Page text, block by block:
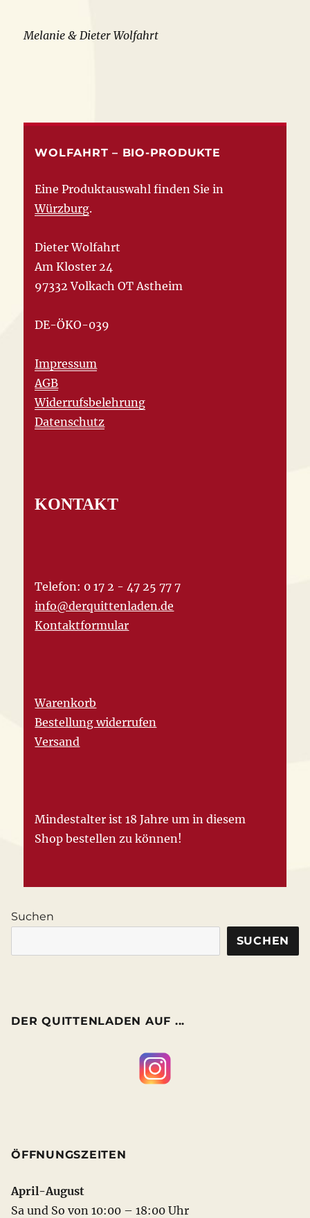
Melanie & Dieter Wolfahrt
WOLFAHRT – BIO-PRODUKTE
Eine Produktauswahl finden Sie in
Würzburg.
Dieter Wolfahrt
Am Kloster 24
97332 Volkach OT Astheim
DE-ÖKO-039
Impressum
AGB
Widerrufsbelehrung
Datenschutz
KONTAKT
Telefon: 0 17 2 - 47 25 77 7
info@derquittenladen.de
Kontaktformular
Warenkorb
Bestellung widerrufen
Versand
Mindestalter ist 18 Jahre um in diesem
Shop bestellen zu können!
Suchen
SUCHEN
DER QUITTENLADEN AUF ...
ÖFFNUNGSZEITEN
April-August
Sa und So von 10:00 – 18:00 Uhr